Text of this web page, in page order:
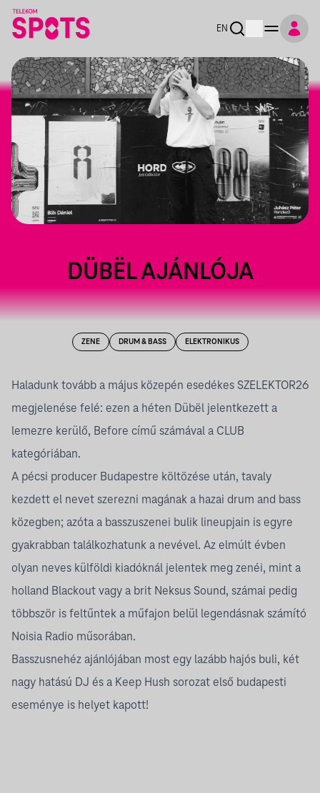
EN
DÜBËL AJÁNLÓJA
ZENE DRUM & BASS ELEKTRONIKUS
Haladunk tovább a május közepén esedékes SZELEKTOR26
megjelenése felé: ezen a héten Dübël jelentkezett a
lemezre kerülő, Before című számával a CLUB
kategóriában.
A pécsi producer Budapestre költözése után, tavaly
kezdett el nevet szerezni magának a hazai drum and bass
közegben; azóta a basszuszenei bulik lineupjain is egyre
gyakrabban találkozhatunk a nevével. Az elmúlt évben
olyan neves külföldi kiadóknál jelentek meg zenéi, mint a
holland Blackout vagy a brit Neksus Sound, számai pedig
többször is feltűntek a műfajon belül legendásnak számító
Noisia Radio műsorában.
Basszusnehéz ajánlójában most egy lazább hajós buli, két
nagy hatású DJ és a Keep Hush sorozat első budapesti
eseménye is helyet kapott!